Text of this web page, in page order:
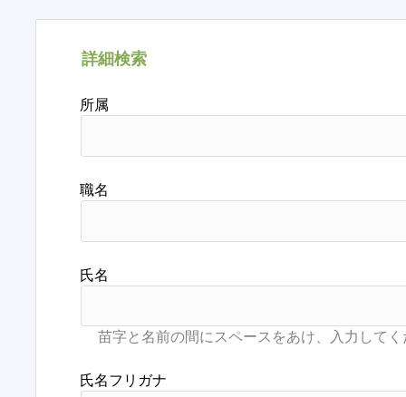
詳細検索
所属
職名
氏名
氏名フリガナ